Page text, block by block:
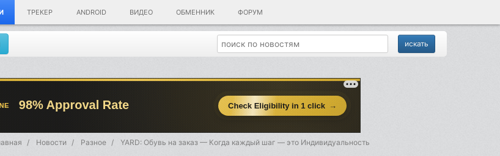
ТРЕКЕР ANDROID ВИДЕО ОБМЕННИК ФОРУМ
Новости Разное YARD: Обувь на заказ — Когда каждый шаг — это Индивидуальность